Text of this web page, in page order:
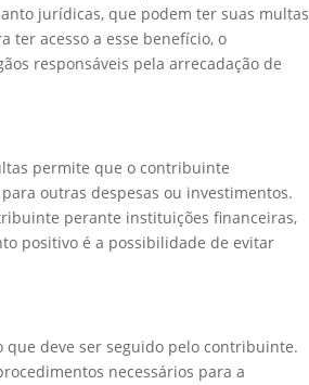
jurídicas, que podem ter suas multas
ter acesso a esse benefício, o
responsáveis pela arrecadação de
permite que o contribuinte
outras despesas ou investimentos.
perante instituições financeiras,
positivo é a possibilidade de evitar
deve ser seguido pelo contribuinte.
necessários para a